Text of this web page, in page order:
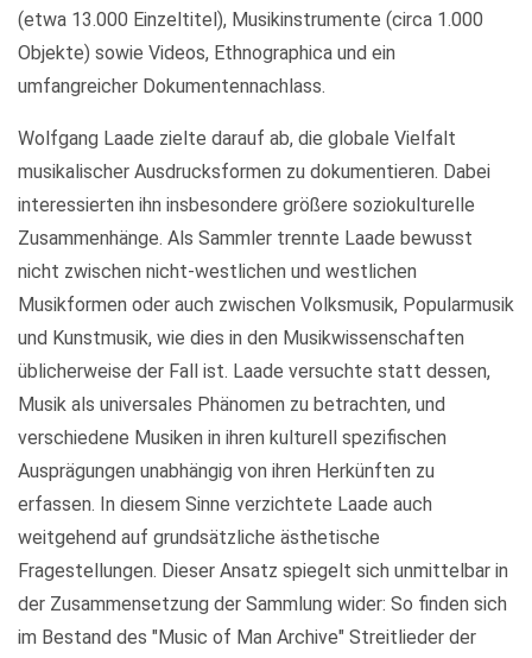
(etwa 13.000 Einzeltitel), Musikinstrumente (circa 1.000
Objekte) sowie Videos, Ethnographica und ein
umfangreicher Dokumentennachlass.
Wolfgang Laade zielte darauf ab, die globale Vielfalt
musikalischer Ausdrucksformen zu dokumentieren. Dabei
interessierten ihn insbesondere größere soziokulturelle
Zusammenhänge. Als Sammler trennte Laade bewusst
nicht zwischen nicht-westlichen und westlichen
Musikformen oder auch zwischen Volksmusik, Popularmusik
und Kunstmusik, wie dies in den Musikwissenschaften
üblicherweise der Fall ist. Laade versuchte statt dessen,
Musik als universales Phänomen zu betrachten, und
verschiedene Musiken in ihren kulturell spezifischen
Ausprägungen unabhängig von ihren Herkünften zu
erfassen. In diesem Sinne verzichtete Laade auch
weitgehend auf grundsätzliche ästhetische
Fragestellungen. Dieser Ansatz spiegelt sich unmittelbar in
der Zusammensetzung der Sammlung wider: So finden sich
im Bestand des "Music of Man Archive" Streitlieder der